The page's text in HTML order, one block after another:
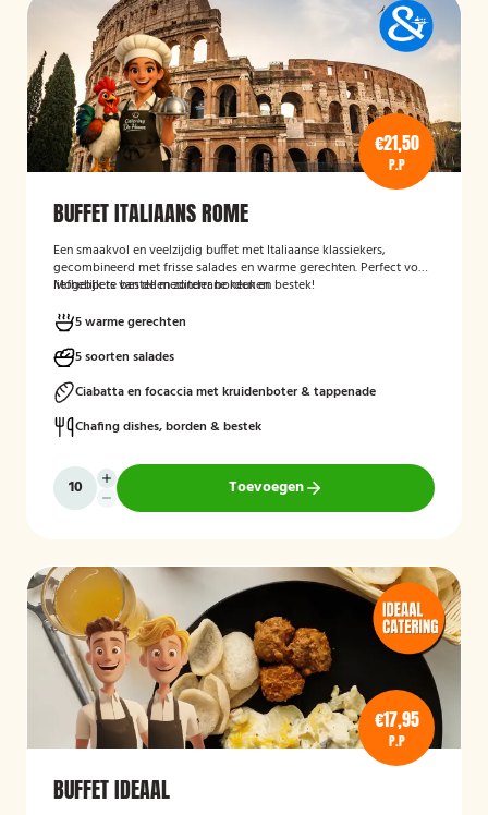
€21,50
P.P
BUFFET ITALIAANS ROME
Een smaakvol en veelzijdig buffet met Italiaanse klassiekers,
gecombineerd met frisse salades en warme gerechten. Perfect voor
liefhebbers van de mediterrane keuken.
Mogelijk te bestellen zonder borden en bestek!
5 warme gerechten
5 soorten salades
Ciabatta en focaccia met kruidenboter & tappenade
Chafing dishes, borden & bestek
Toevoegen
€17,95
P.P
BUFFET IDEAAL